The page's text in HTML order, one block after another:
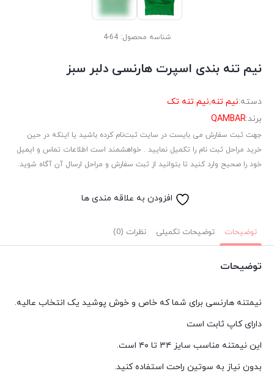
شناسه محصول:64-4
نیم تنه بندی اسپرت هارنسی دلبر سبز
دسته:نیم تنه,نیم تنه تک
برند:QAMBAR
جهت ثبت سفارش می بایست در سایت ثبت‌نام کرده باشید یا اینکه در حین
خرید مراحل ثبت نام را تکمیل نمایید . خواهشمند است اطلاعات تماس و ایمیل
خود را صحیح وارد کنید تا بتوانید از ثبت سفارش و مراحل ارسال آن آگاه شوید.
افزودن به علاقه مندی ها
توضیحات توضیحات تکمیلی نظرات (0)
توضیحات
نیمتنه هارنسی برای شما که خاص و خوش پوشید یک انتخاب عالیه.
دارای کاپ ثابت است
این نیمتنه مناسب سایز ۳۴ تا ۴۰ است.
بدون نیاز به سوتین راحت استفاده کنید.